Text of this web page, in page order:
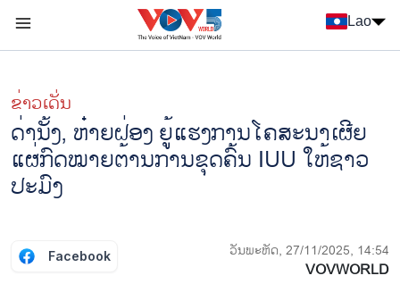
Lao
ຂ່າວເດັ່ນ
ດ່າ​ນັ້ງ, ຫ໋າຍ​ຝ່ອງ ຍູ້​ແຮງ​ການ​ໂຄ​ສະ​ນາ​ເຜີຍ​
ແຜ່​ກົດ​ໝາຍ​ຕ້ານ​ການ​ຂຸດ​ຄົ້ນ IUU ໃຫ້​ຊາວ​
ປະ​ມົງ
Facebook ວັນພະຫັດ, 27/11/2025, 14:54
VOVWORLD